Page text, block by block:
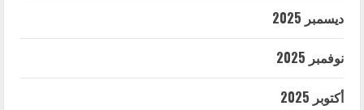
ديسمبر 2025
نوفمبر 2025
أكتوبر 2025